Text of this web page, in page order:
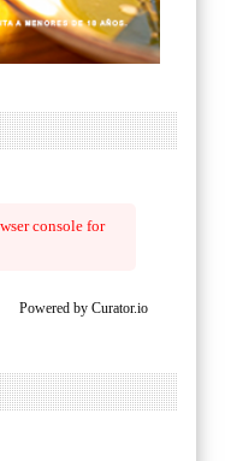
console for
Powered by Curator.io